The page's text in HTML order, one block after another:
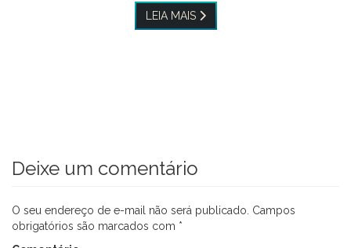
LEIA MAIS
Deixe um comentário
O seu endereço de e-mail não será publicado. Campos
obrigatórios são marcados com *